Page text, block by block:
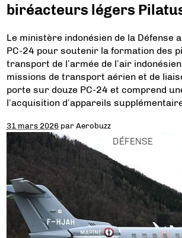
biréacteurs légers
Le ministère indonésien de la Défense
PC-24 pour soutenir la formation des
transport de l’armée de l’air
missions de transport aérien et de
porte sur douze PC-24 et comprend
l’acquisition d’appareils
31 mars 2026 parAerobuzz
DÉFENSE